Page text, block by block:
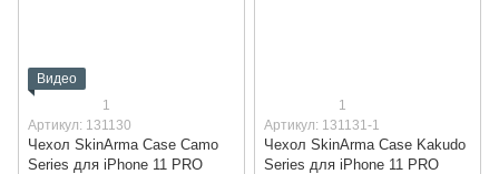
Видео
1
Артикул: 131130
Чехол SkinArma Case Camo
Series для iPhone 11 PRO
1
Артикул: 131131-1
Чехол SkinArma Case Kakudo
Series для iPhone 11 PRO